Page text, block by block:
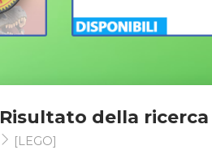
Risultato della ricerca
[LEGO]